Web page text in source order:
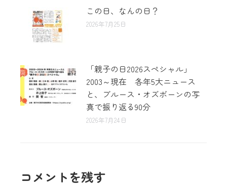
この日、なんの日？
2026年7月25日
「親子の日2026スペシャル」
2003～現在 各年5大ニュース
と、ブルース・オズボーンの写
真で振り返る90分
2026年7月24日
コメントを残す